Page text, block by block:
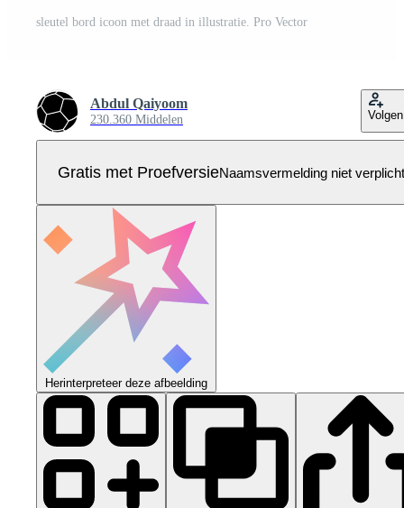
sleutel bord icoon met draad in illustratie. Pro Vector
Abdul Qaiyoom
230.360 Middelen Volgen
Gratis met ProefversieNaamsvermelding niet verplicht
Herinterpreteer deze afbeelding